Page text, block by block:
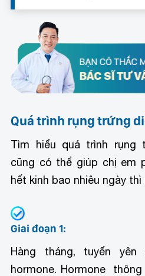
Quá trình rụng trứng
Tìm hiểu quá trình rụng
cũng có thể giúp chị em
hết kinh bao nhiêu ngày
Giai đoạn 1:
Hàng tháng, tuyến
hormone. Hormone